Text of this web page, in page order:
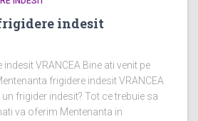
indesit
VRANCEA Bine ati venit pe
frigidere indesit VRANCEA
frigider indesit? Tot ce trebuie sa
va oferim Mentenanta in